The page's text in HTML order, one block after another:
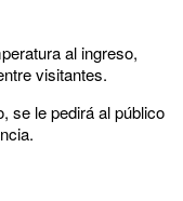
al ingreso,
visitantes.
se le pedirá al público